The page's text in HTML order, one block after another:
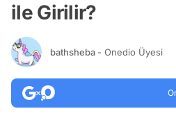
ile Girilir?
bathsheba - Onedio Üyesi